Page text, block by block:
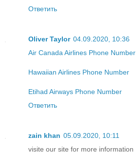
Ответить
Oliver Taylor 04.09.2020, 10:36
Air Canada Airlines Phone Number
Hawaiian Airlines Phone Number
Etihad Airways Phone Number
Ответить
zain khan 05.09.2020, 10:11
visite our site for more information